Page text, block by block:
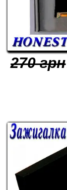
270 грн